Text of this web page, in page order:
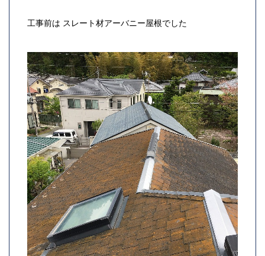
工事前は スレート材アーバニー屋根でした